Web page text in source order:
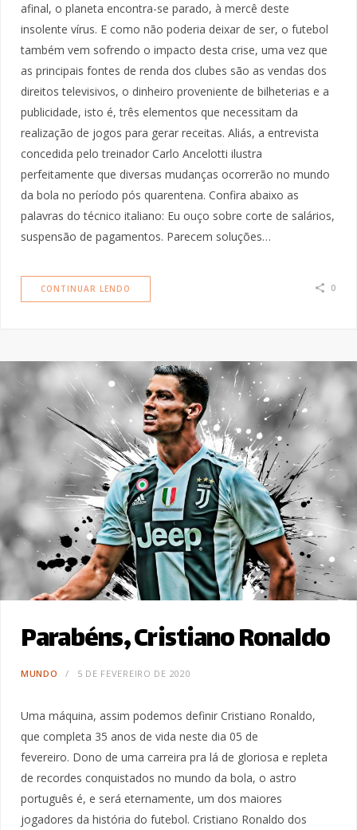
afinal, o planeta encontra-se parado, à mercê deste
insolente vírus. E como não poderia deixar de ser, o futebol
também vem sofrendo o impacto desta crise, uma vez que
as principais fontes de renda dos clubes são as vendas dos
direitos televisivos, o dinheiro proveniente de bilheterias e a
publicidade, isto é, três elementos que necessitam da
realização de jogos para gerar receitas. Aliás, a entrevista
concedida pelo treinador Carlo Ancelotti ilustra
perfeitamente que diversas mudanças ocorrerão no mundo
da bola no período pós quarentena. Confira abaixo as
palavras do técnico italiano: Eu ouço sobre corte de salários,
suspensão de pagamentos. Parecem soluções…
CONTINUAR LENDO 0
Parabéns, Cristiano Ronaldo
MUNDO 5 DE FEVEREIRO DE 2020
Uma máquina, assim podemos definir Cristiano Ronaldo,
que completa 35 anos de vida neste dia 05 de
fevereiro. Dono de uma carreira pra lá de gloriosa e repleta
de recordes conquistados no mundo da bola, o astro
português é, e será eternamente, um dos maiores
jogadores da história do futebol. Cristiano Ronaldo dos